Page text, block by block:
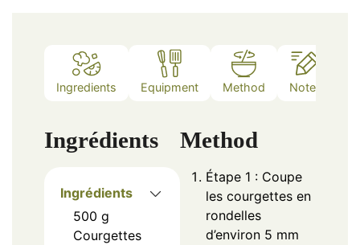
Ingredients Equipment Method Notes
Ingrédients
Ingrédients
500 g
Courgettes
Method
Étape 1 : Coupe
les courgettes en
rondelles
d’environ 5 mm